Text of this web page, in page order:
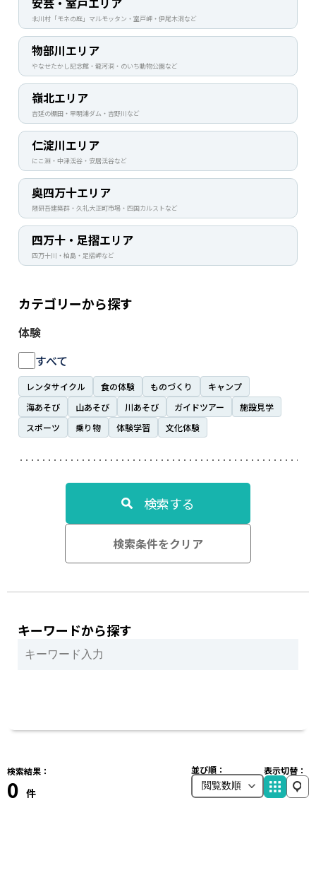
北川村「モネの庭」マルモッタン・室戸岬・伊尾木洞など
物部川エリア
やなせたかし記念館・龍河洞・のいち動物公園など
嶺北エリア
吉延の棚田・早明浦ダム・吉野川など
仁淀川エリア
にこ淵・中津渓谷・安居渓谷など
奥四万十エリア
隈研吾建築群・久礼大正町市場・四国カルストなど
四万十・足摺エリア
四万十川・柏島・足摺岬など
カテゴリーから探す
体験
すべて
レンタサイクル 食の体験 ものづくり
キャンプ
海あそび
山あそび 川あそび ガイドツアー
施設見学
スポーツ
乗り物 体験学習 文化体験
検索条件をクリア
検索する
キーワードから探す
検索結果：
0 件
並び順： 表示切替：